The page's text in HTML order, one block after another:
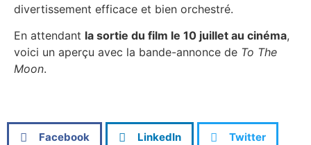
divertissement efficace et bien orchestré.
En attendant la sortie du film le 10 juillet au cinéma,
voici un aperçu avec la bande-annonce de To The
Moon.
Facebook LinkedIn Twitter